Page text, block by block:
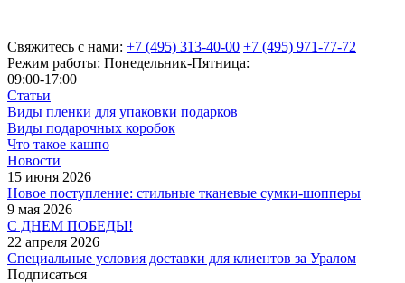
Свяжитесь с нами: +7 (495) 313-40-00 +7 (495) 971-77-72
Режим работы: Понедельник-Пятница:
09:00-17:00
Статьи
Виды пленки для упаковки подарков
Виды подарочных коробок
Что такое кашпо
Новости
15 июня 2026
Новое поступление: стильные тканевые сумки-шопперы
9 мая 2026
С ДНЕМ ПОБЕДЫ!
22 апреля 2026
Специальные условия доставки для клиентов за Уралом
Подписаться